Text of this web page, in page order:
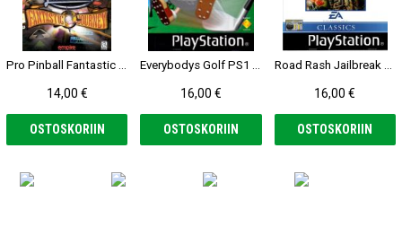
14,00 €
OSTOSKORIIN
16,00 €
OSTOSKORIIN
16,00 €
OSTOSKORIIN